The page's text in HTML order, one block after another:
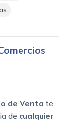
de Venta te
de cualquier